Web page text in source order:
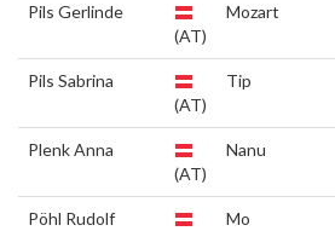
Pils Gerlinde
(AT)
Mozart
Pils Sabrina
(AT)
Tip
Plenk Anna
(AT)
Nanu
Pöhl Rudolf
Mo